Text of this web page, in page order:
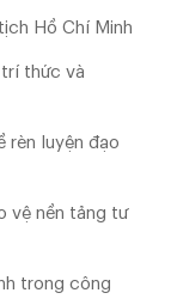
Hồ Chí Minh
thức và
rèn luyện đạo
vệ nền tảng tư
trong công